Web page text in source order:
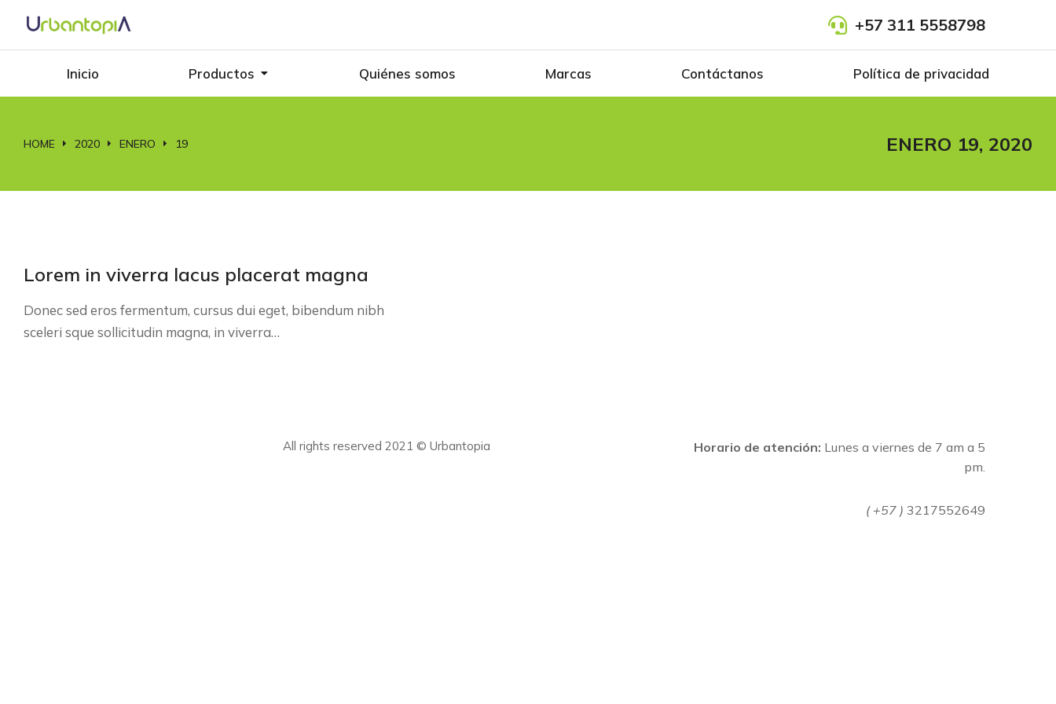
+57 311 5558798
Inicio Productos Quiénes somos Marcas Contáctanos Política de privacidad
You are here:
HOME 2020 ENERO 19 ENERO 19, 2020
Lorem in viverra lacus placerat magna
Donec sed eros fermentum, cursus dui eget, bibendum nibh
sceleri sque sollicitudin magna, in viverra…
All rights reserved 2021 © Urbantopia Horario de atención: Lunes a viernes de 7 am a 5
pm.
( +57 ) 3217552649